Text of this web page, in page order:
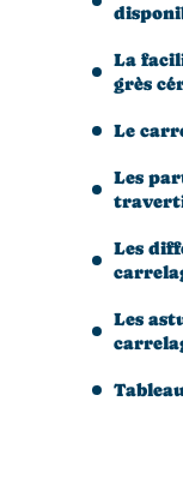
La
grès
Le
Les
Les
Les